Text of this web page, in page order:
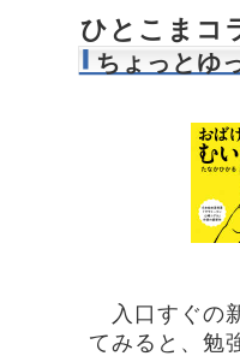
ひとこまコ
ちょっと
入口すぐの
てみると、勉